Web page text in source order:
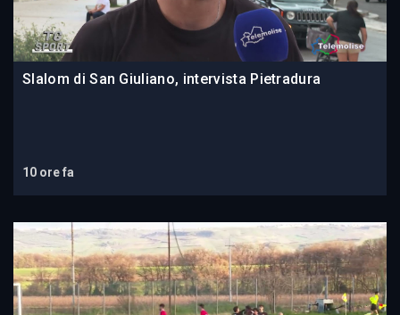
Slalom di San Giuliano, intervista Pietradura
10 ore fa